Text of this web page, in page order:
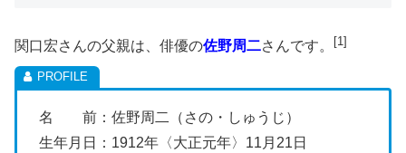
関口宏さんの父親は、俳優の佐野周二さんです。 [1]
名 前：佐野周二（さの・しゅうじ）
生年月日：1912年〈大正元年〉11月21日